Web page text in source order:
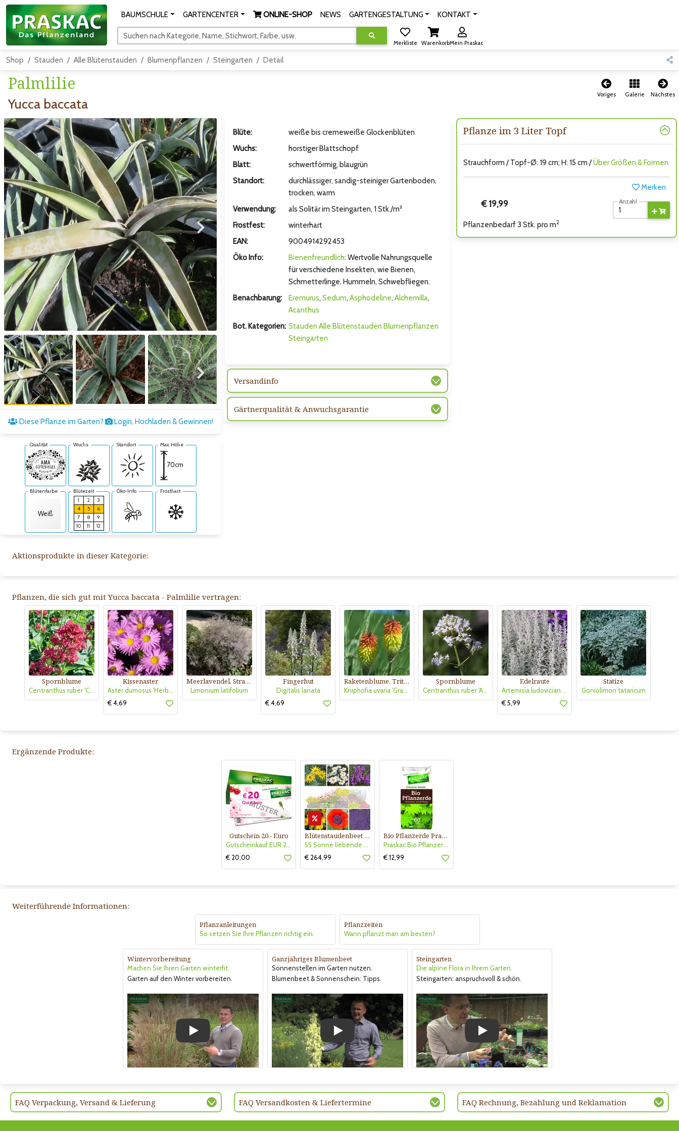
BAUMSCHULE GARTENCENTER ONLINE-SHOP NEWS GARTENGESTALTUNG KONTAKT
Suchen nach Kategorie, Name, Stichwort, Farbe, usw.
Merkliste WarenkorbMein Praskac
Shop Stauden Alle Blütenstauden Blumenpflanzen Steingarten Detail
Palmlilie
Yucca baccata
Voriges Galerie Nächstes
Zum vorigen Bild Zum nächsten Bild
Zum vorigen Bild Zum nächsten Bild
Diese Pflanze im Garten? Login, Hochladen & Gewinnen!
Qualität Wuchs Standort Max. Höhe
70cm
Blütenfarbe
Weiß
Blütezeit
1
2
3
4
5
6
7
8
9
10
11 12
Öko-Info Frosthart
Pflanze im 3 Liter Topf
Strauchform / Topf-Ø: 19 cm; H: 15 cm /Über Größen & Formen.
Merken
€ 19,99 Anzahl
Pflanzenbedarf 3 Stk. pro m2
Blüte:
weiße bis cremeweiße Glockenblüten
Wuchs:
horstiger Blattschopf
Blatt:
schwertförmig, blaugrün
Standort:
durchlässiger, sandig-steiniger Gartenboden,
trocken, warm
Verwendung:
als Solitär im Steingarten, 1 Stk./m²
Frostfest:
winterhart
EAN:
9004914292453
Öko Info:
Bienenfreundlich: Wertvolle Nahrungsquelle
für verschiedene Insekten, wie Bienen,
Schmetterlinge, Hummeln, Schwebfliegen.
Benachbarung:
Eremurus, Sedum, Asphodeline, Alchemilla,
Acanthus
Bot. Kategorien: Stauden Alle Blütenstauden Blumenpflanzen
Steingarten
Versandinfo
Gärtnerqualität & Anwuchsgarantie
Aktionsprodukte in dieser Kategorie:
Pflanzen, die sich gut mit Yucca baccata - Palmlilie vertragen:
Spornblume
Centranthus ruber 'Coccineus'
Kissenaster
Aster dumosus 'Herbstgruß von Bresserhof'
€ 4,69
Meerlavendel, Strandflieder
Limonium latifolium
Fingerhut
Digitalis lanata
€ 4,69
Raketenblume, Tritome
Kniphofia uvaria 'Grandiflora'
Spornblume
Centranthus ruber 'Albus'
Edelraute
Artemisia ludoviciana 'Silver Queen'
€ 5,99
Statize
Goniolimon tataricum
Ergänzende Produkte:
Gutschein 20.- Euro
Gutscheinkauf EUR 20.-
€ 20,00
Blütenstaudenbeet Kollektion Nr. 504
55 Sonne liebende Stauden für 6 m² Beet mit Pflanzplan
€ 264,99
Bio Pflanzerde Praskac
Praskac Bio Pflanzerde
€ 12,99
Weiterführende Informationen:
Pflanzanleitungen
So setzen Sie Ihre Pflanzen richtig ein.
Pflanzzeiten
Wann pflanzt man am besten?
Wintervorbereitung
Machen Sie Ihren Garten winterfit.
Garten auf den Winter vorbereiten.
Play
Ganzjähriges Blumenbeet
Sonnenstellen im Garten nutzen.
Blumenbeet & Sonnenschein: Tipps.
Play
Steingarten
Die alpine Flora in Ihrem Garten.
Steingarten: anspruchsvoll & schön.
Play
FAQ Verpackung, Versand & Lieferung FAQ Versandkosten & Liefertermine FAQ Rechnung, Bezahlung und Reklamation